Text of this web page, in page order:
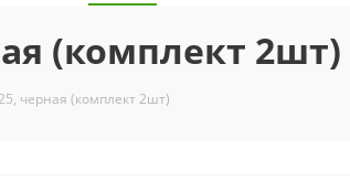
(комплект 2шт)
черная (комплект 2шт)